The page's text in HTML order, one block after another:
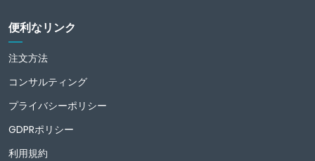
便利なリンク
注文方法
コンサルティング
プライバシーポリシー
GDPRポリシー
利用規約